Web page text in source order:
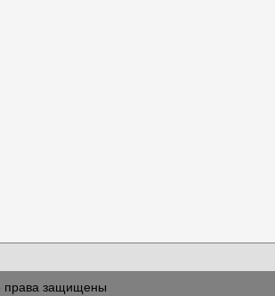
права защищены